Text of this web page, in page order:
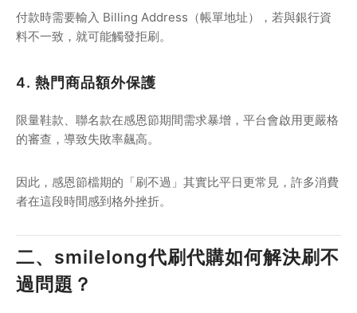
付款時需要輸入 Billing Address（帳單地址），若與銀行資
料不一致，就可能觸發拒刷。
4. 熱門商品額外保護
限量鞋款、聯名款在感恩節期間需求暴增，平台會啟用更嚴格
的審查，導致失敗率飆高。
因此，感恩節檔期的「刷不過」其實比平日更常見，許多消費
者在這段時間感到格外挫折。
二、smilelong代刷代購如何解決刷不
過問題？